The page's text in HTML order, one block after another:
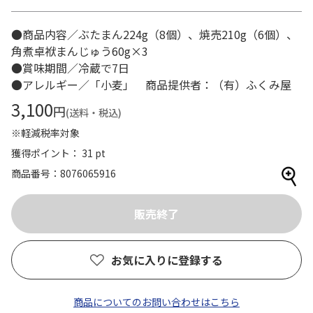
●商品内容／ぶたまん224g（8個）、焼売210g（6個）、
角煮卓袱まんじゅう60g×3
●賞味期間／冷蔵で7日
●アレルギー／「小麦」 商品提供者：（有）ふくみ屋
3,100円(送料・税込)
※軽減税率対象
獲得ポイント： 31 pt
商品番号
8076065916
お気に入りに登録する
商品についてのお問い合わせはこちら